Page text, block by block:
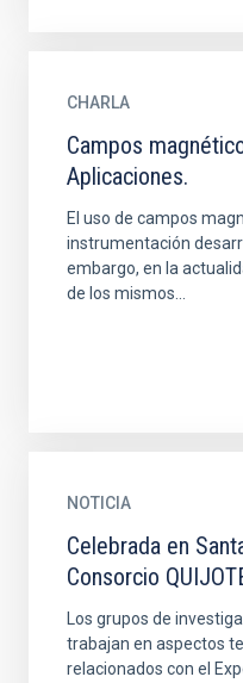
CHARLA
Campos
Aplicaciones.
El uso de campos
instrumentación
embargo, en la
de los mismos...
NOTICIA
Celebrada en
Consorcio
Los grupos de
trabajan en aspectos
relacionados con el